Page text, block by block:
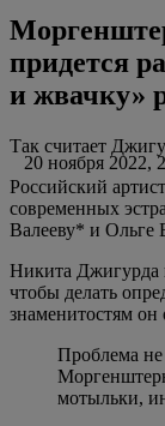
придется
и жвачку»
20 ноября 2022,
Так считает
Российский
современных
Валееву* и Ольге
Никита Джигурда
чтобы делать
знаменитостям
Проблема
мотыльки,